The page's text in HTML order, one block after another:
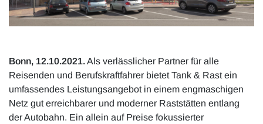
Bonn, 12.10.2021.Als verlässlicher Partner für alle
Reisenden und Berufskraftfahrer bietet Tank & Rast ein
umfassendes Leistungsangebot in einem engmaschigen
Netz gut erreichbarer und moderner Raststätten entlang
der Autobahn. Ein allein auf Preise fokussierter